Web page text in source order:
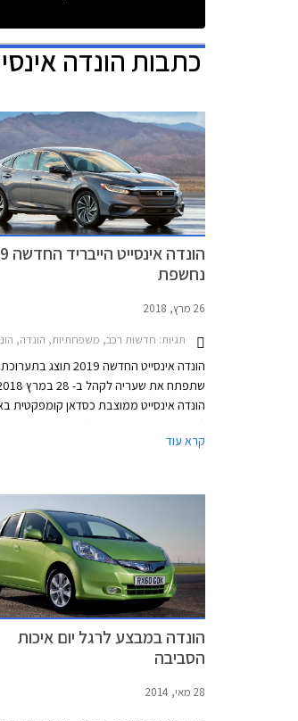
כתבותהונדה
נחשפת
26 מרץ, 2018
תגיות: חדשות רכב, משפחתיות, הונדה, הונדה אינסייט 2012-
הונדה אינסייט החדשה 2019 תוצג
הונדה אינסייט ממוצבת כסדאן קומפקטית
(שוק היעד העיקרי עבורה) וממוקמת בין הונדה
סדאן לבין הונדה אקורד. מתחרותיה העיקריות
קרא עוד
הונדה במבצע לרגל יום איכות
הסביבה
28 מאי, 2014